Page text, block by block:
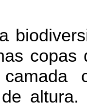
copas
altura.